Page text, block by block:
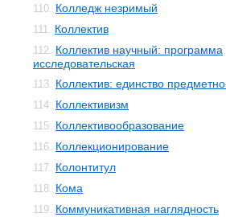
110. Колледж незримый
111. Коллектив
112. Коллектив научный: программа
исследовательская
113. Коллектив: единство
114. Коллективизм
115. Коллективообразование
116. Коллекционирование
117. Колонтитул
118. Кома
119. Коммуникативная наглядность